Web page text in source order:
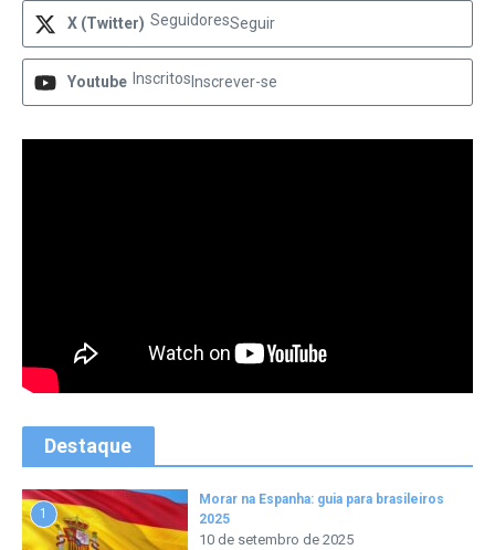
X (Twitter) SeguidoresSeguir
Youtube Inscritos Inscrever-se
Destaque
1
Morar na Espanha: guia para brasileiros
2025
10 de setembro de 2025